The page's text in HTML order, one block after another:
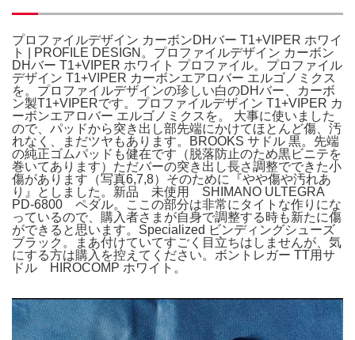
プロファイルデザイン カーボンDHバー T1+VIPER ホワイ
ト | PROFILE DESIGN。プロファイルデザイン カーボン
DHバー T1+VIPER ホワイト プロファイル。プロファイル
デザイン T1+VIPER カーボンエアロバー エルゴノミクス
を。プロファイルデザインの珍しい白のDHバー、カーボ
ン製T1+VIPERです。プロファイルデザイン T1+VIPER カ
ーボンエアロバー エルゴノミクスを。 大事に使いました
ので、パッドから突き出し部先端にかけてほとんど傷、汚
れなく、まだツヤもあります。BROOKS サドル 黒。先端
の純正ゴムパッドも健在です（脱落防止のため黒ビニテを
巻いてあります）ただバーの突き出し長さ調整でできた小
傷があります（写真6,7,8）そのために『やや傷や汚れあ
り』としました。新品 未使用 SHIMANO ULTEGRA
PD-6800 ペダル。ここの部分は非常にタイトな作りにな
っているので、購入者さまが自身で調整する時も新たに傷
ができると思います。Specialized ビンディングシューズ
ブラック。まあ付けていてすごく目立ちはしませんが、気
にする方は購入を控えてください。ボントレガー TT用サ
ドル HIROCOMP ホワイト。